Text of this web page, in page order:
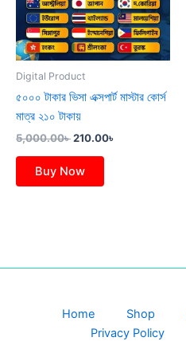
Digital Product
৫০০০ টাকার ভিসা এক্সপার্ট মাস্টার কোর্স
মাত্র ২১০ টাকায়
5,000.00৳210.00৳
Buy Now
Home Shop
Privacy Policy